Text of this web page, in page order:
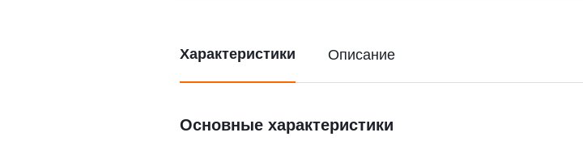
Характеристики
Основные характеристики
Описание